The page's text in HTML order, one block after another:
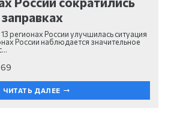
регионах России улучшилась ситуация
России наблюдается значительное
69
ЧИТАТЬ ДАЛЕЕ